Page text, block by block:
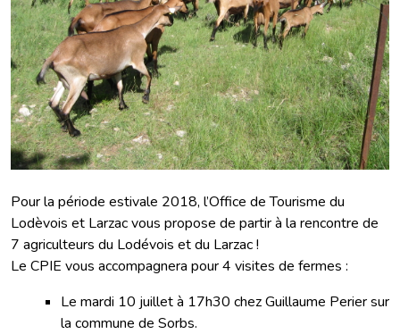
Pour la période estivale 2018, l’Office de Tourisme du
Lodèvois et Larzac vous propose de partir à la rencontre de
7 agriculteurs du Lodévois et du Larzac !
Le CPIE vous accompagnera pour 4 visites de fermes :
Le mardi 10 juillet à 17h30 chez Guillaume Perier sur
la commune de Sorbs.